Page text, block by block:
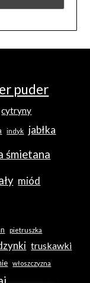
puder
cytryny
indyk jabłka
śmietana
miód
pietruszka
truskawki
włoszczyzna